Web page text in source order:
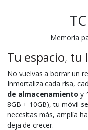
Memoria
Tu espacio, tu
No vuelvas a borrar un
Inmortaliza cada risa,
de almacenamiento y
8GB + 10GB), tu móvil
necesitas más, amplía
deja de crecer.